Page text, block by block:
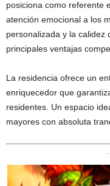
posiciona como referente
atención emocional a los
personalizada y la calidez
principales ventajas
La residencia ofrece un
enriquecedor que
residentes. Un espacio
mayores con absoluta
-